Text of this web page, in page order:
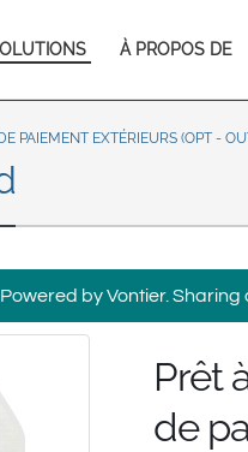
À PROPOS DE
PAIEMENT EXTÉRIEURS (OPT -
by Vontier.
Prêt
de